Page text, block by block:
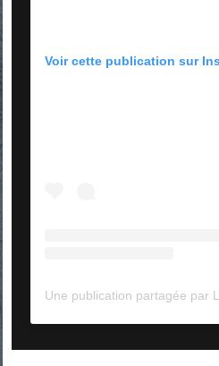
Voir cette publication sur